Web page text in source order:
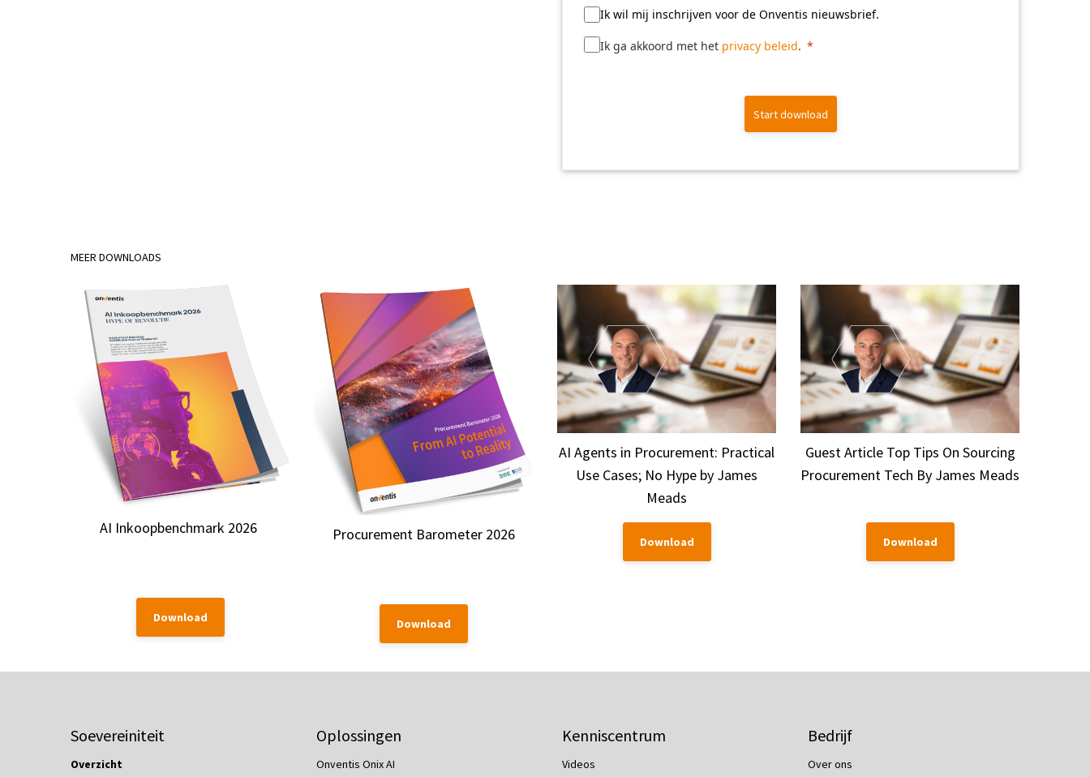
Ik wil mij inschrijven voor de Onventis nieuwsbrief.
Ik ga akkoord met het privacy beleid.
Start download
MEER DOWNLOADS
AI Inkoopbenchmark 2026
Download
Procurement Barometer 2026
Download
AI Agents in Procurement: Practical
Use Cases; No Hype by James
Meads
Download
Guest Article Top Tips On Sourcing
Procurement Tech By James Meads
Download
Soevereiniteit
Overzicht
Oplossingen
Onventis Onix AI
Kenniscentrum
Videos
Bedrijf
Over ons